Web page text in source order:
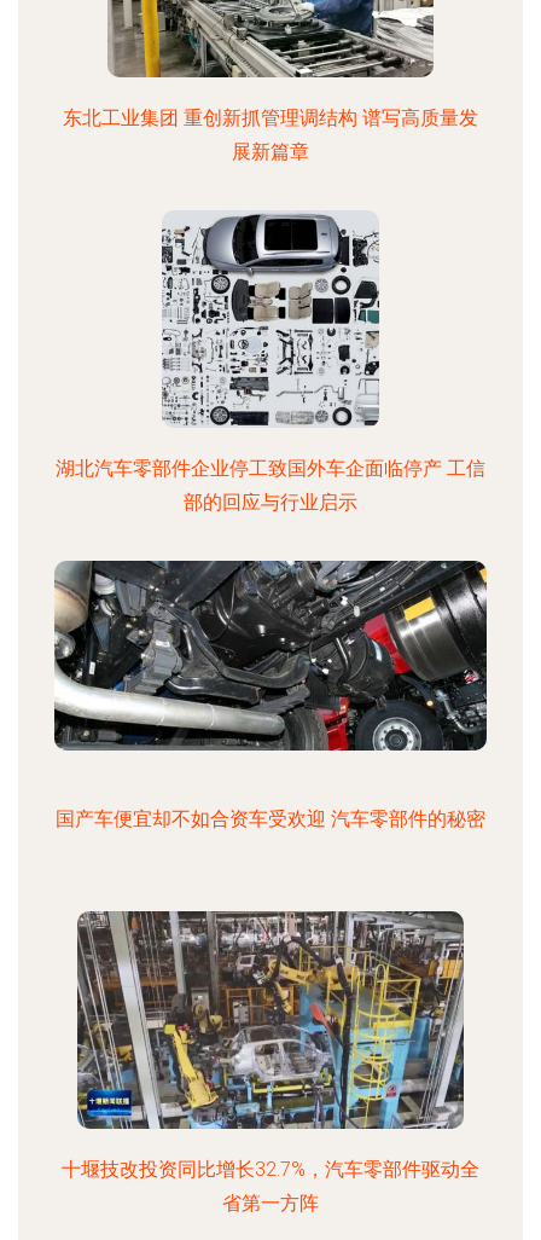
东北工业集团 重创新抓管理调结构 谱写高质量发
展新篇章
湖北汽车零部件企业停工致国外车企面临停产 工信
部的回应与行业启示
国产车便宜却不如合资车受欢迎 汽车零部件的秘密
十堰技改投资同比增长32.7%，汽车零部件驱动全
省第一方阵